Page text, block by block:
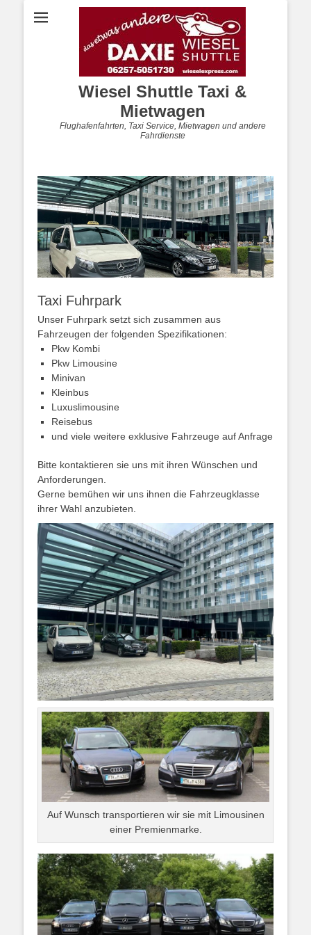
Wiesel Shuttle Taxi &
Mietwagen
Flughafenfahrten, Taxi Service, Mietwagen und andere
Fahrdienste
Taxi Fuhrpark
Unser Fuhrpark setzt sich zusammen aus
Fahrzeugen der folgenden Spezifikationen:
Pkw Kombi
Pkw Limousine
Minivan
Kleinbus
Luxuslimousine
Reisebus
und viele weitere exklusive Fahrzeuge auf Anfrage
Bitte kontaktieren sie uns mit ihren Wünschen und
Anforderungen.
Gerne bemühen wir uns ihnen die Fahrzeugklasse
ihrer Wahl anzubieten.
Auf Wunsch transportieren wir sie mit Limousinen
einer Premienmarke.